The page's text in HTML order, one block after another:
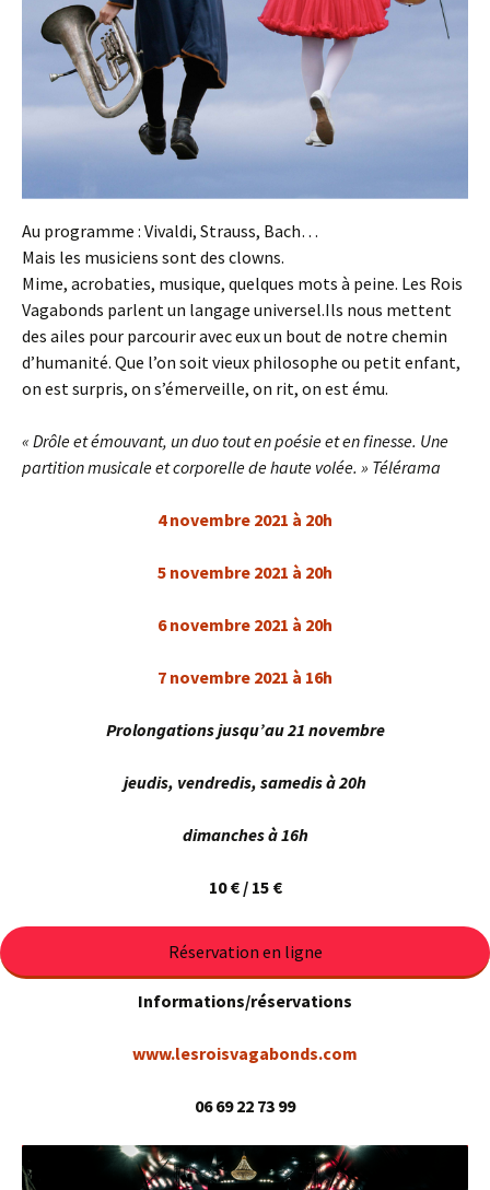
Au programme : Vivaldi, Strauss, Bach…
Mais les musiciens sont des clowns.
Mime, acrobaties, musique, quelques mots à peine. Les Rois
Vagabonds parlent un langage universel.Ils nous mettent
des ailes pour parcourir avec eux un bout de notre chemin
d’humanité. Que l’on soit vieux philosophe ou petit enfant,
on est surpris, on s’émerveille, on rit, on est ému.
« Drôle et émouvant, un duo tout en poésie et en finesse. Une
partition musicale et corporelle de haute volée. » Télérama
4 novembre 2021 à 20h
5 novembre 2021 à 20h
6 novembre 2021 à 20h
7 novembre 2021 à 16h
Prolongations jusqu’au 21 novembre
jeudis, vendredis, samedis à 20h
dimanches à 16h
10 € / 15 €
Réservation en ligne
Informations/réservations
www.lesroisvagabonds.com
06 69 22 73 99